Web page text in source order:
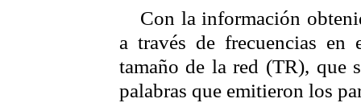
Con la información
a través de frecuencias
tamaño de la red (TR), que
palabras que emitieron los